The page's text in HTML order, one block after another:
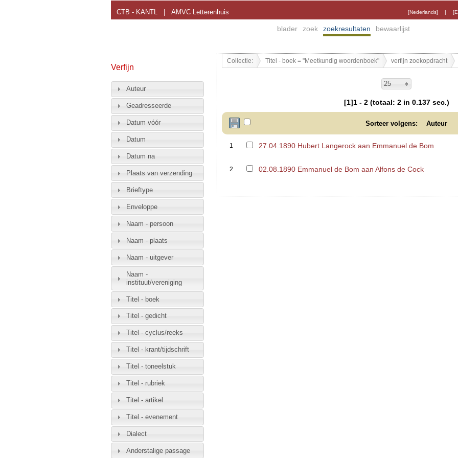
CTB - KANTL AMVC Letterenhuis |
[Nederlands]
blader zoek zoekresultaten bewaarlijst
Collectie: Titel - boek = "Meetkundig woordenboek" verfijn zoekopdracht
25
[1]1 - 2 (totaal: 2 in 0.137 sec.)
Sorteer volgens: Auteur
1 27.04.1890 Hubert Langerock aan Emmanuel de Bom
2 02.08.1890 Emmanuel de Bom aan Alfons de Cock
Verfijn
Auteur
Geadresseerde
Datum vóór
Datum
Datum na
Plaats van verzending
Brieftype
Enveloppe
Naam - persoon
Naam - plaats
Naam - uitgever
Naam -
instituut/vereniging
Titel - boek
Titel - gedicht
Titel - cyclus/reeks
Titel - krant/tijdschrift
Titel - toneelstuk
Titel - rubriek
Titel - artikel
Titel - evenement
Dialect
Anderstalige passage